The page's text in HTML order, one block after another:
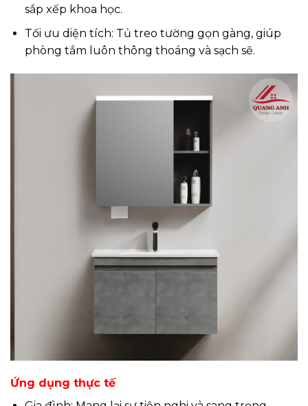
sắp xếp khoa học.
Tối ưu diện tích: Tủ treo tường gọn gàng, giúp
phòng tắm luôn thông thoáng và sạch sẽ.
Ứng dụng thực tế